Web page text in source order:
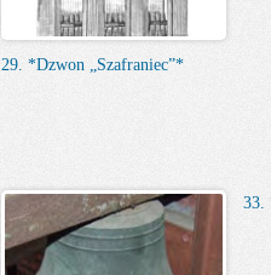
29. *Dzwon „Szafraniec”*
33.